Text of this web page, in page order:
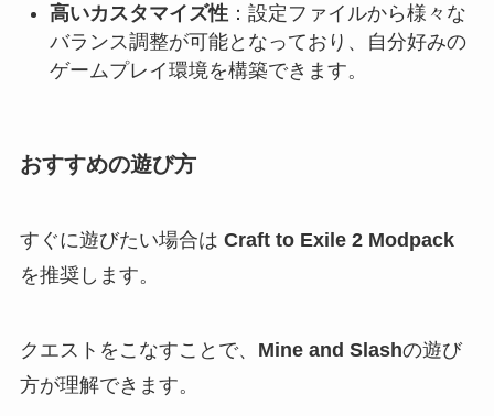
高いカスタマイズ性：設定ファイルから様々な
バランス調整が可能となっており、自分好みの
ゲームプレイ環境を構築できます。
おすすめの遊び方
すぐに遊びたい場合は Craft to Exile 2 Modpack
を推奨します。
クエストをこなすことで、 Mine and Slashの遊び
方が理解できます。